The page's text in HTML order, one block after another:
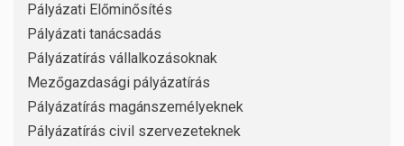
Pályázati Előminősítés
Pályázati tanácsadás
Pályázatírás vállalkozásoknak
Mezőgazdasági pályázatírás
Pályázatírás magánszemélyeknek
Pályázatírás civil szervezeteknek